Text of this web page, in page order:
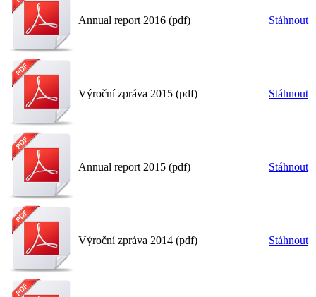
Annual report 2016 (pdf) Stáhnout
Výroční zpráva 2015 (pdf) Stáhnout
Annual report 2015 (pdf) Stáhnout
Výroční zpráva 2014 (pdf) Stáhnout